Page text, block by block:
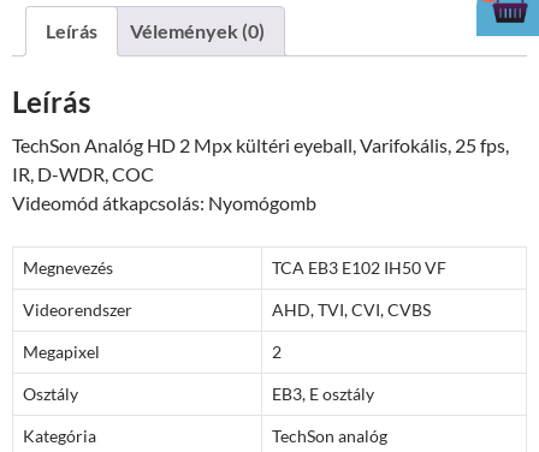
2MP
mennyiség
Leírás Vélemények (0)
Leírás
TechSon Analóg HD 2 Mpx kültéri eyeball, Varifokális, 25 fps,
IR, D-WDR, COC
Videomód átkapcsolás: Nyomógomb
Megnevezés TCA EB3 E102 IH50 VF
Videorendszer AHD, TVI, CVI, CVBS
Megapixel 2
Osztály EB3, E osztály
Kategória TechSon analóg